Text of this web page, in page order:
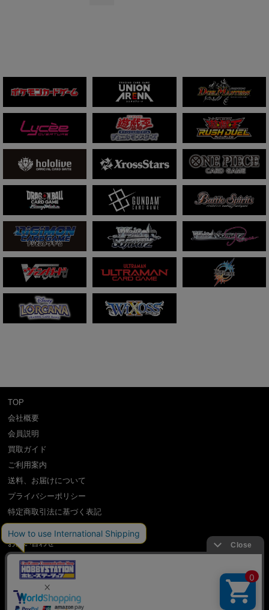
TOP
会社概要
会員説明
買取ガイド
ご利用案内
送料、お届けについて
プライバシーポリシー
特定商取引法に基づく表記
お問い合わせ
利用規約
International Shipping Guidance